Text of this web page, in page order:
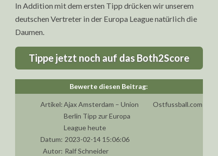
In Addition mit dem ersten Tipp drücken wir unserem
deutschen Vertreter in der Europa League natürlich die
Daumen.
Tippe jetzt noch auf das Both2Score
Artikel:Ajax Amsterdam – Union
Berlin Tipp zur Europa
League heute
Ostfussball.com
Datum: 2023-02-14 15:06:06
Autor: Ralf Schneider